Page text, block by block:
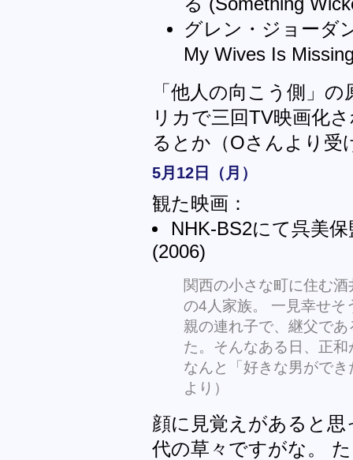
グレン・ジョーダ
My Wives Is
「他人の向こう側」
リカで三回TV映画化
るとか（Oさんより受
5月12日（月）
観た映画：
NHK-BS2にて呉美
(2006)
関西の小さな町に住む
の4人家族。 一見幸せそ
親の連れ子で、継父で
た。そんなある日、正
なんと「好きな男がで
より）
顔に見覚えがあると
代の草々ですがな。